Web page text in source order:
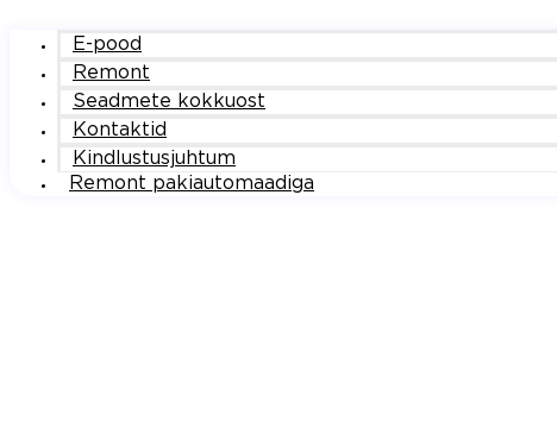
E-pood
Remont
Seadmete kokkuost
Kontaktid
Kindlustusjuhtum
Remont pakiautomaadiga